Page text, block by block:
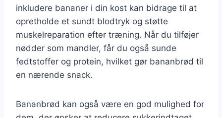
inkludere bananer i din kost kan bidrage til at
opretholde et sundt blodtryk og støtte
muskelreparation efter træning. Når du tilføjer
nødder som mandler, får du også sunde
fedtstoffer og protein, hvilket gør bananbrød til
en nærende snack.
Bananbrød kan også være en god mulighed for